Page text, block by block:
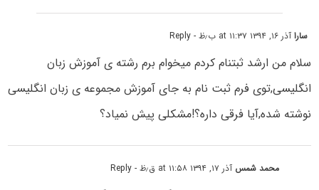
ساراآذر ۱۶, ۱۳۹۴ at ۱۱:۳۷ ب٫ظ - Reply
سلام من ارشد ثبتنام کردم میخوام برم رشته ی آموزش زبان
انگلیسی,توی فرم ثبت نام به جای آموزش مجموعه ی زبان انگلیسی
نوشته شده,آیا فرقی داره؟!مشکلی پیش نمیاد؟
محمد شمس آذر ۱۷, ۱۳۹۴ at ۱۱:۵۸ ق٫ظ - Reply